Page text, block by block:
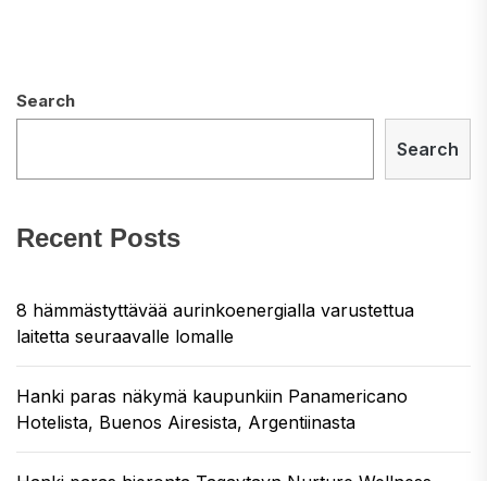
Search
Search
Recent Posts
8 hämmästyttävää aurinkoenergialla varustettua
laitetta seuraavalle lomalle
Hanki paras näkymä kaupunkiin Panamericano
Hotelista, Buenos Airesista, Argentiinasta